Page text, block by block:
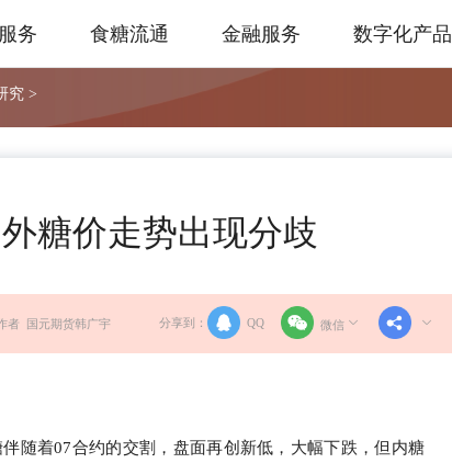
务 食糖流通 金融服务 数字化产品
究 >
糖价走势出现分歧
分享到： QQ 微信
者 国元期货韩广宇
随着07合约的交割，盘面再创新低，大幅下跌，但内糖